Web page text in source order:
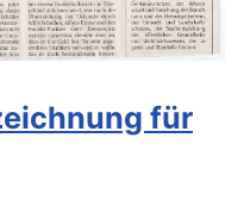
für